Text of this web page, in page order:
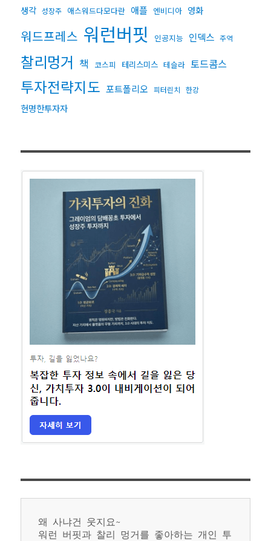
생각 성장주 애스워드다모다란 애플 엔비디아 영화
워드프레스 워런버핏 인공지능 인덱스 주역
찰리멍거 책 코스피 테리스미스 테슬라 토드콤스
투자전략지도 포트폴리오 피터린치 한강
현명한투자자
왜 사냐건 웃지요~
워런 버핏과 찰리 멍거를 좋아하는 개인 투